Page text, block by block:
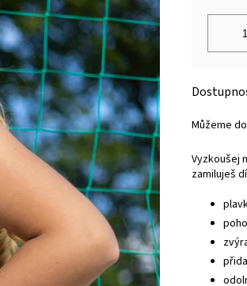
Můžeme
Vyzkoušej
zamiluješ